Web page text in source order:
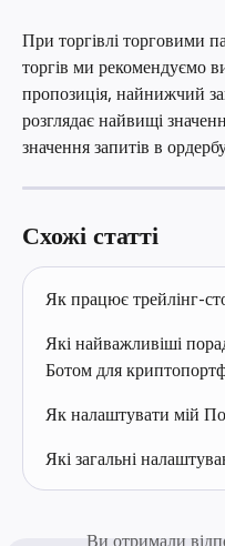
При торгівлі торговими
торгів ми рекомендуємо
пропозиція, найнижчий
розглядає найвищі
значення запитів в
Схожі статті
Як працює трейлінг-
Які найважливіші
Ботом для
Як налаштувати мій
Які загальні
Ви отримали